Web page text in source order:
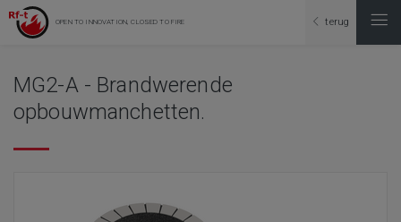
OPEN TO INNOVATION, CLOSED TO FIRE terug
MG2-A - Brandwerende
opbouwmanchetten.